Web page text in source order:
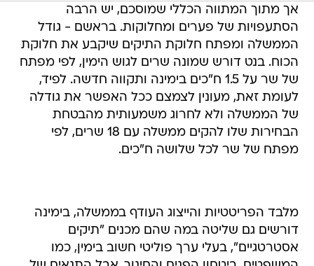
אך מתוך המתווה הכללי שמוסכם, יש הרבה
הסתעפויות של פערים ומחלוקות. בראשם - גודל
הממשלה ומפתח חלוקת התיקים שיקבע את חלוקת
הכוח. בנט דורש שמונה שרים לגוש הימין, לפי מפתח
של שר על 1.5 ח"כים בימינה ותקווה חדשה. לפיד,
לעומת זאת, מעונין לצמצם ככל האפשר את גודלה
של הממשלה ולא לחרוג משמעותית מהבטחת
הבחירות שלו להקים ממשלה עם 18 שרים, לפי
מפתח של שר לכל שלושה ח"כים.
מלבד הפריטטיות והייצוג העודף בממשלה, בימינה
דורשים גם שליטה במה שהם מכנים "תיקים
אסטרטגיים", בעלי ערך פוליטי חשוב בימין, כמו